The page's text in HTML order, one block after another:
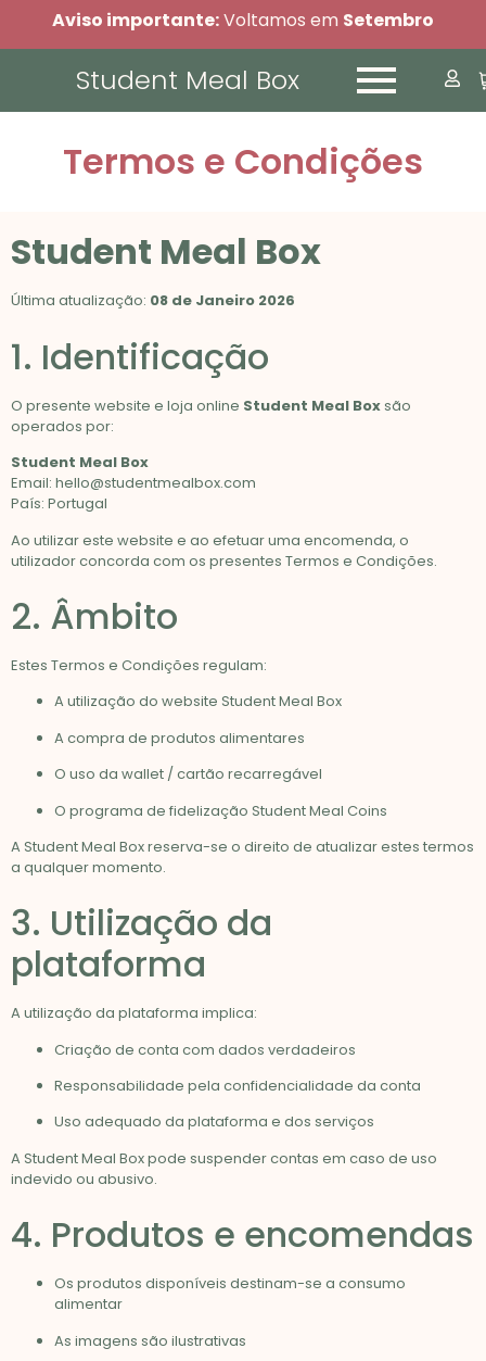
Aviso importante:Voltamos em Setembro
Student Meal Box
Termos e Condições
Student Meal Box
Última atualização: 08 de Janeiro 2026
1. Identificação
O presente website e loja online Student Meal Boxsão
operados por:
Student Meal Box
Email: hello@studentmealbox.com
País: Portugal
Ao utilizar este website e ao efetuar uma encomenda, o
utilizador concorda com os presentes Termos e Condições.
2. Âmbito
Estes Termos e Condições regulam:
A utilização do website Student Meal Box
A compra de produtos alimentares
O uso da wallet / cartão recarregável
O programa de fidelização Student Meal Coins
A Student Meal Box reserva-se o direito de atualizar estes termos
a qualquer momento.
3. Utilização da
plataforma
A utilização da plataforma implica:
Criação de conta com dados verdadeiros
Responsabilidade pela confidencialidade da conta
Uso adequado da plataforma e dos serviços
A Student Meal Box pode suspender contas em caso de uso
indevido ou abusivo.
4. Produtos e encomendas
Os produtos disponíveis destinam-se a consumo
alimentar
As imagens são ilustrativas